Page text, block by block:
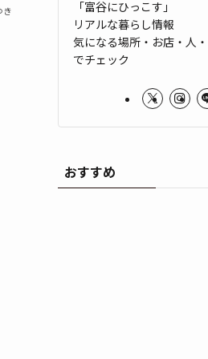
き
「富谷にひっこす」
リアルな暮らし情報
気になる場所・お店・人
でチェック
おすすめ